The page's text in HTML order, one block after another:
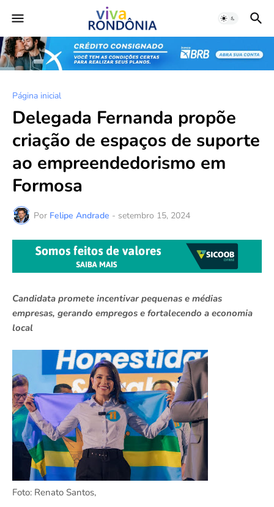
Página inicial
Delegada Fernanda propõe
criação de espaços de suporte
ao empreendedorismo em
Formosa
Por Felipe Andrade - setembro 15, 2024
Candidata promete incentivar pequenas e médias
empresas, gerando empregos e fortalecendo a economia
local
Foto: Renato Santos,